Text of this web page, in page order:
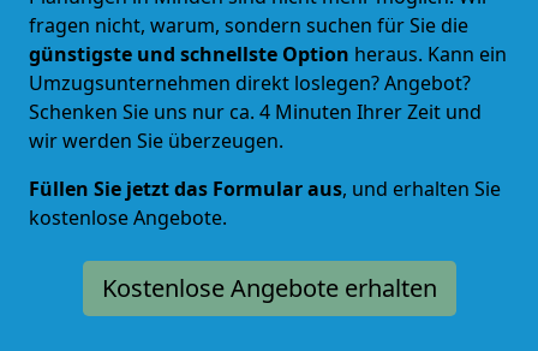
fragen nicht, warum, sondern suchen für Sie die
günstigste und schnellste Option heraus. Kann ein
Umzugsunternehmen direkt loslegen? Angebot?
Schenken Sie uns nur ca. 4 Minuten Ihrer Zeit und
wir werden Sie überzeugen.
Füllen Sie jetzt das Formular aus, und erhalten Sie
kostenlose Angebote.
Kostenlose Angebote erhalten